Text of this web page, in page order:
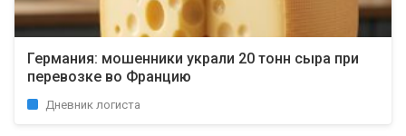
Германия: мошенники украли 20 тонн сыра при
перевозке во Францию
Дневник логиста